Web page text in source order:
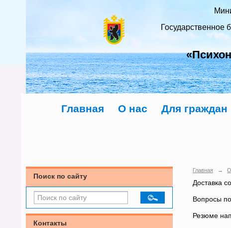
Государственное
Главная О нас Для граждан
Поиск по сайту
Контакты
Главная →
Доставка
Вопросы
Резюме